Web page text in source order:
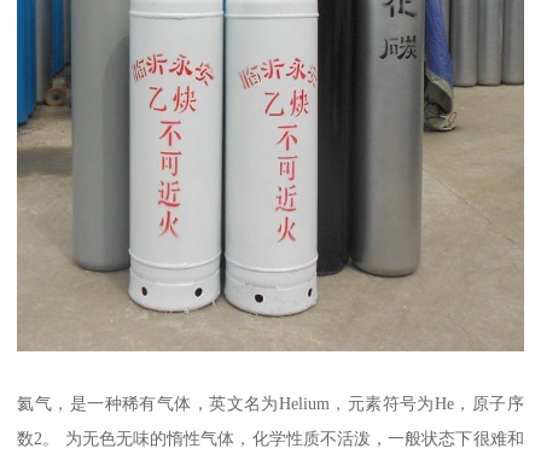
氦气，是一种稀有气体，英文名为Helium，元素符号为He，原子序
数2。 为无色无味的惰性气体，化学性质不活泼，一般状态下很难和